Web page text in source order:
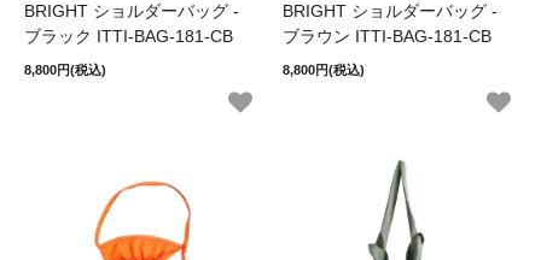
BRIGHT ショルダーバッグ -
ブラック ITTI-BAG-181-CB
8,800円(税込)
BRIGHT ショルダーバッグ -
ブラウン ITTI-BAG-181-CB
8,800円(税込)